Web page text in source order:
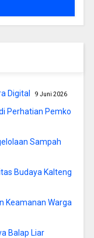
Digital 9 Juni 2026
Perhatian Pemko
Sampah
Budaya Kalteng
Keamanan Warga
Balap Liar